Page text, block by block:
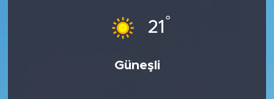
21 °
Güneşli